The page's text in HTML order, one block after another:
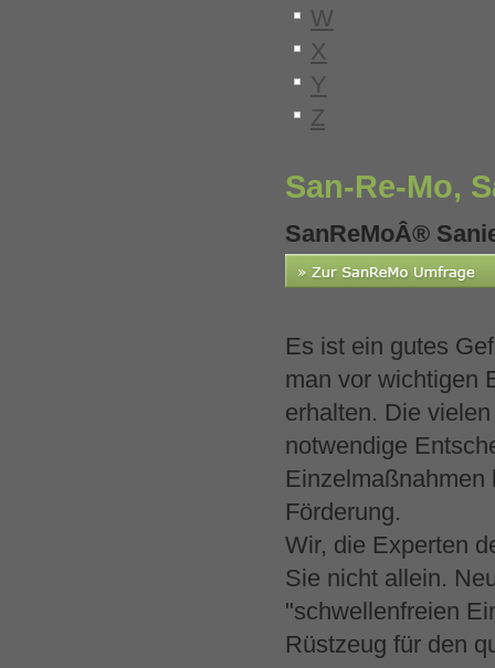
W
X
Y
Z
San-Re-Mo,
SanReMoÂ®
Es ist ein gutes
man vor wichtigen
erhalten. Die
notwendige
Einzelmaßnahmen
Förderung.
Wir, die Experten
Sie nicht allein.
"schwellenfreien
Rüstzeug für den